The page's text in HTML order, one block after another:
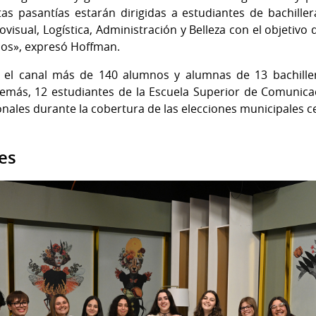
pasantías estarán dirigidas a estudiantes de
Logística, Administración y Belleza con el objetivo
expresó Hoffman.
canal más de 140 alumnos y alumnas de 13
12 estudiantes de la Escuela Superior de
durante la cobertura de las elecciones municipales